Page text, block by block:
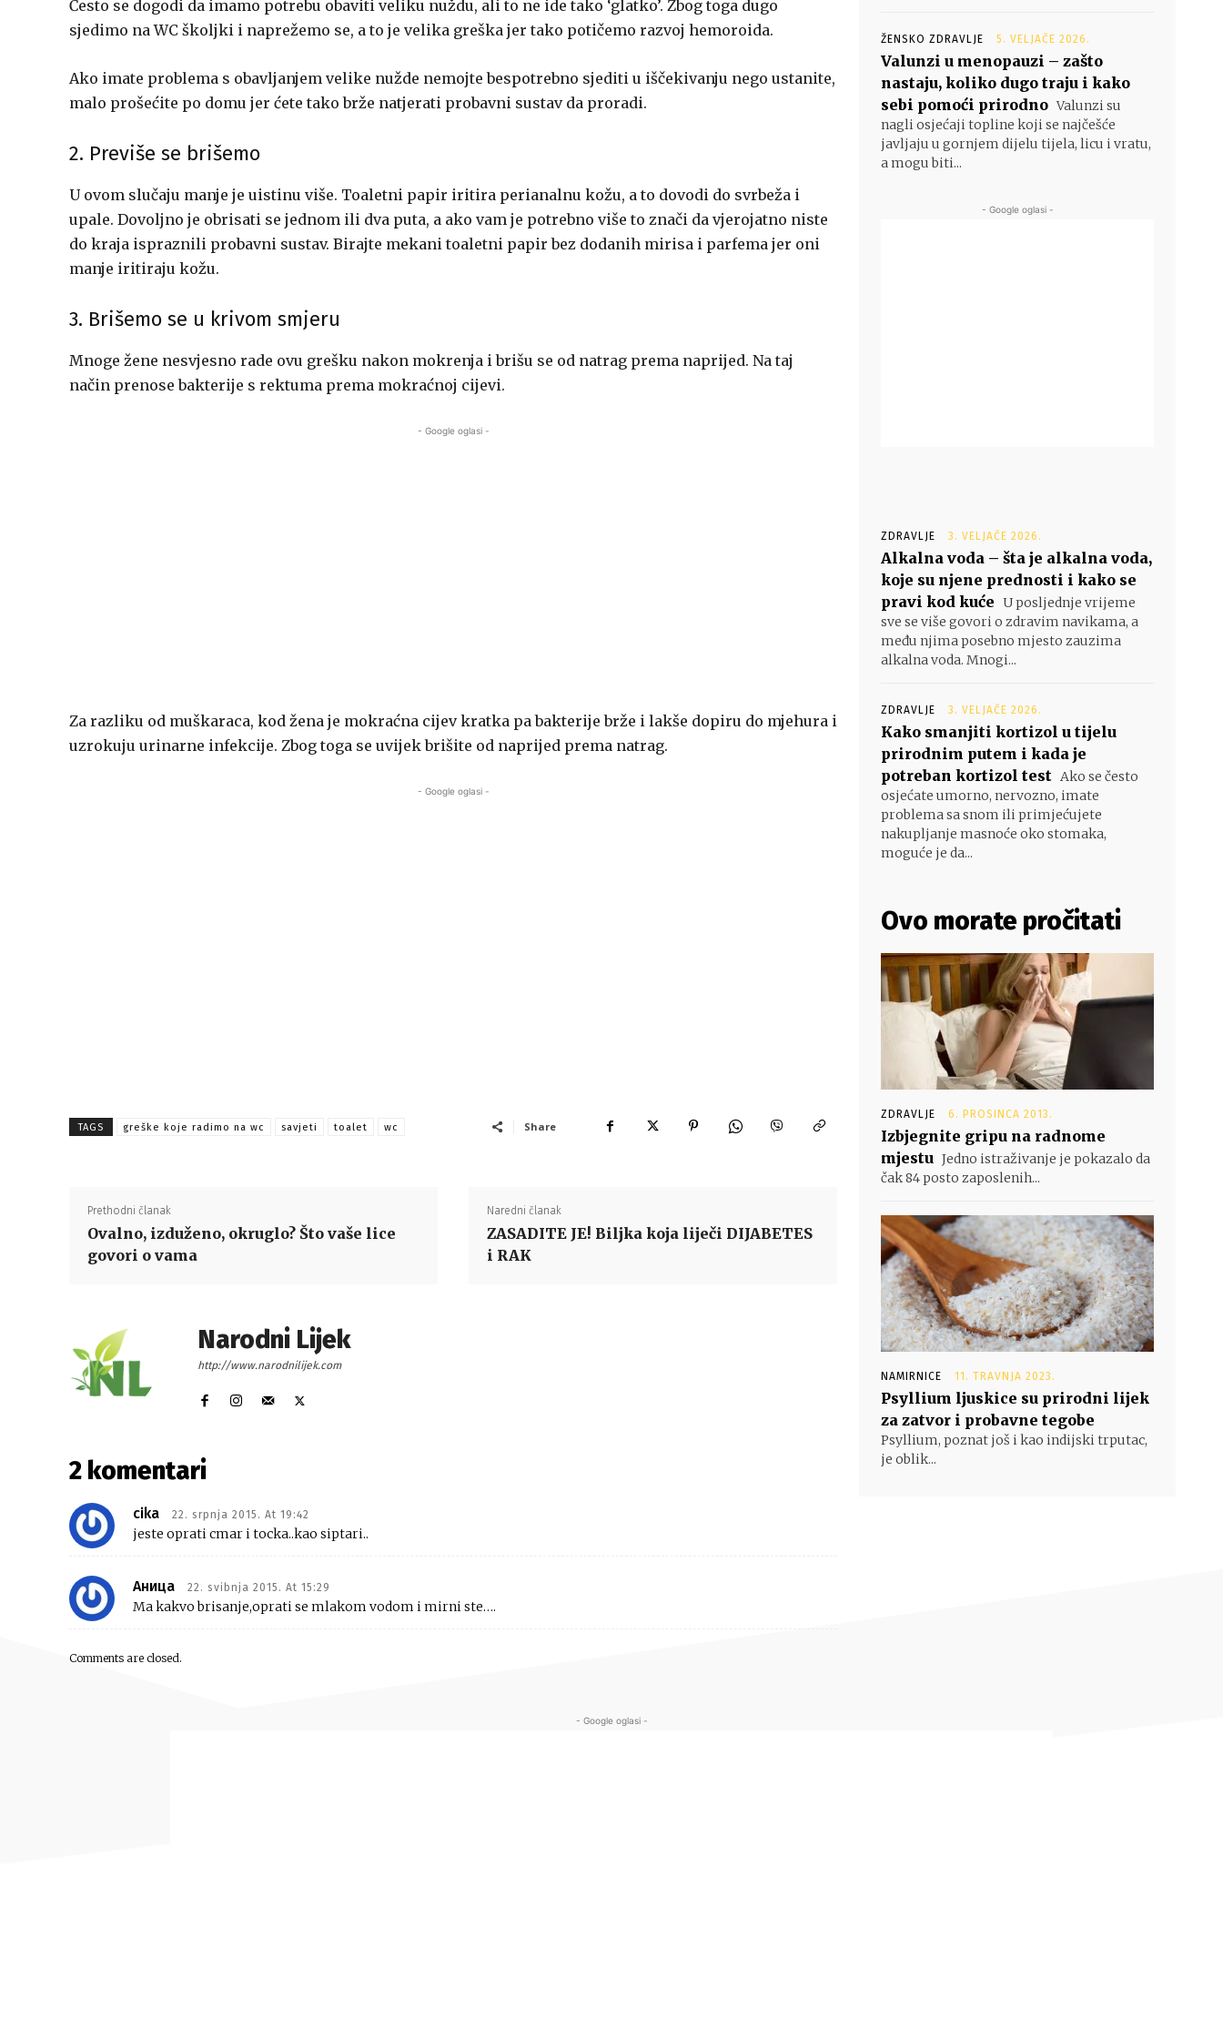
Često se dogodi da imamo potrebu obaviti veliku nuždu, ali to ne ide tako ‘glatko’. Zbog toga dugo
sjedimo na WC školjki i naprežemo se, a to je velika greška jer tako potičemo razvoj hemoroida.
Ako imate problema s obavljanjem velike nužde nemojte bespotrebno sjediti u iščekivanju nego ustanite,
malo prošećite po domu jer ćete tako brže natjerati probavni sustav da proradi.
2. Previše se brišemo
U ovom slučaju manje je uistinu više. Toaletni papir iritira perianalnu kožu, a to dovodi do svrbeža i
upale. Dovoljno je obrisati se jednom ili dva puta, a ako vam je potrebno više to znači da vjerojatno niste
do kraja ispraznili probavni sustav. Birajte mekani toaletni papir bez dodanih mirisa i parfema jer oni
manje iritiraju kožu.
3. Brišemo se u krivom smjeru
Mnoge žene nesvjesno rade ovu grešku nakon mokrenja i brišu se od natrag prema naprijed. Na taj
način prenose bakterije s rektuma prema mokraćnoj cijevi.
- Google oglasi -
Za razliku od muškaraca, kod žena je mokraćna cijev kratka pa bakterije brže i lakše dopiru do mjehura i
uzrokuju urinarne infekcije. Zbog toga se uvijek brišite od naprijed prema natrag.
- Google oglasi -
TAGS greške koje radimo na wc savjeti toalet wc Share
Prethodni članak
Ovalno, izduženo, okruglo? Što vaše lice
govori o vama
Naredni članak
ZASADITE JE! Biljka koja liječi DIJABETES
i RAK
Narodni Lijek
http://www.narodnilijek.com
2 komentari
cika 22. srpnja 2015. At 19:42
jeste oprati cmar i tocka..kao siptari..
Аница 22. svibnja 2015. At 15:29
Ma kakvo brisanje,oprati se mlakom vodom i mirni ste….
Comments are closed.
ŽENSKO ZDRAVLJE 5. VELJAČE 2026.
Valunzi u menopauzi – zašto
nastaju, koliko dugo traju i kako
sebi pomoći prirodno Valunzi su
nagli osjećaji topline koji se najčešće
javljaju u gornjem dijelu tijela, licu i vratu,
a mogu biti...
- Google oglasi -
ZDRAVLJE 3. VELJAČE 2026.
Alkalna voda – šta je alkalna voda,
koje su njene prednosti i kako se
pravi kod kuće U posljednje vrijeme
sve se više govori o zdravim navikama, a
među njima posebno mjesto zauzima
alkalna voda. Mnogi...
ZDRAVLJE 3. VELJAČE 2026.
Kako smanjiti kortizol u tijelu
prirodnim putem i kada je
potreban kortizol test Ako se često
osjećate umorno, nervozno, imate
problema sa snom ili primjećujete
nakupljanje masnoće oko stomaka,
moguće je da...
Ovo morate pročitati
ZDRAVLJE 6. PROSINCA 2013.
Izbjegnite gripu na radnome
mjestu Jedno istraživanje je pokazalo da
čak 84 posto zaposlenih...
NAMIRNICE 11. TRAVNJA 2023.
Psyllium ljuskice su prirodni lijek
za zatvor i probavne tegobe
Psyllium, poznat još i kao indijski trputac,
je oblik...
- Google oglasi -